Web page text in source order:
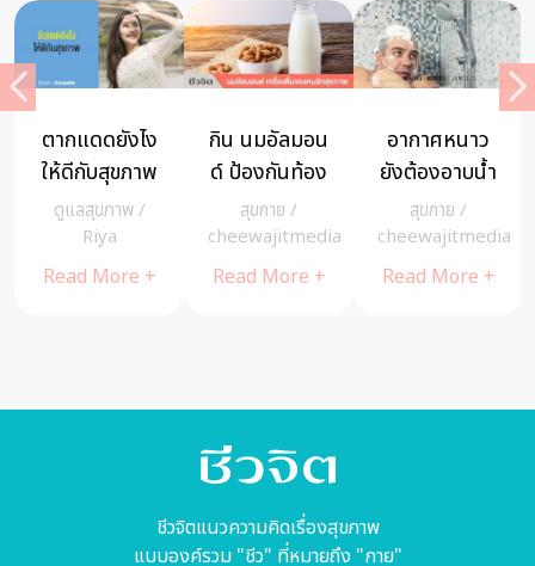
ตากแดดยังไง
ให้ดีกับสุขภาพ
ดูแลสุขภาพ/
Riya
Read More +
กิน นมอัลมอน
ด์ ป้องกันท้อง
อืด
สุขกาย /
cheewajitmedia
Read More +
อากาศหนาว
ยังต้องอาบน้ำ
ทุกวันไหม +
วิธีดูแลผิวให้
ยังสวย รับ
สุขกาย /
cheewajitmedia
Read More +
ชีวจิตแนวความคิดเรื่องสุขภาพ
แบบองค์รวม "ชีว" ที่หมายถึง "กาย"